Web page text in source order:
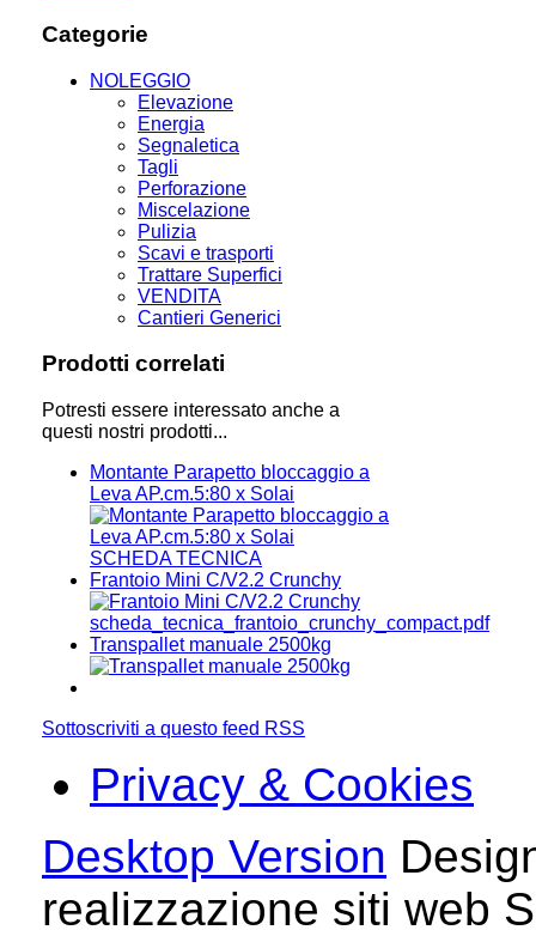
Categorie
NOLEGGIO
Elevazione
Energia
Segnaletica
Tagli
Perforazione
Miscelazione
Pulizia
Scavi e trasporti
Trattare Superfici
VENDITA
Cantieri Generici
Prodotti correlati
Potresti essere interessato anche a
questi nostri prodotti...
Montante Parapetto bloccaggio a
Leva AP.cm.5:80 x Solai
SCHEDA TECNICA
Frantoio Mini C/V2.2 Crunchy
scheda_tecnica_frantoio_crunchy_compact.pdf
Transpallet manuale 2500kg
Sottoscriviti a questo feed RSS
Privacy & Cookies
Desktop Version
realizzazione siti web